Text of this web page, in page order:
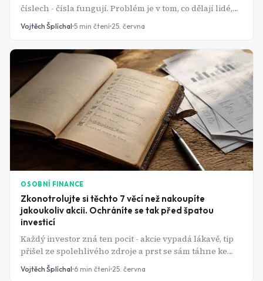
číslech - čísla fungují. Problém je v tom, co dělají lidé,
když trhy nerostou podle plánu.
Vojtěch Šplíchal 5 min čtení 25. června
OSOBNÍ FINANCE
Zkonotrolujte si těchto 7 věcí než nakoupíte
jakoukoliv akcii. Ochráníte se tak před špatou
investicí
Každý investor zná ten pocit - akcie vypadá lákavě, tip
přišel ze spolehlivého zdroje a prst se sám táhne ke
tlačítku. Právě tehdy je čas zpomalit a projít checklist.
Vojtěch Šplíchal 6 min čtení 25. června